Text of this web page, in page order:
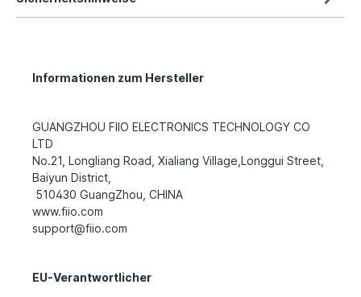
Informationen zum Hersteller
GUANGZHOU FIIO ELECTRONICS TECHNOLOGY CO
LTD
No.21, Longliang Road, Xialiang Village,Longgui Street,
Baiyun District,
510430 GuangZhou, CHINA
www.fiio.com
support@fiio.com
EU-Verantwortlicher